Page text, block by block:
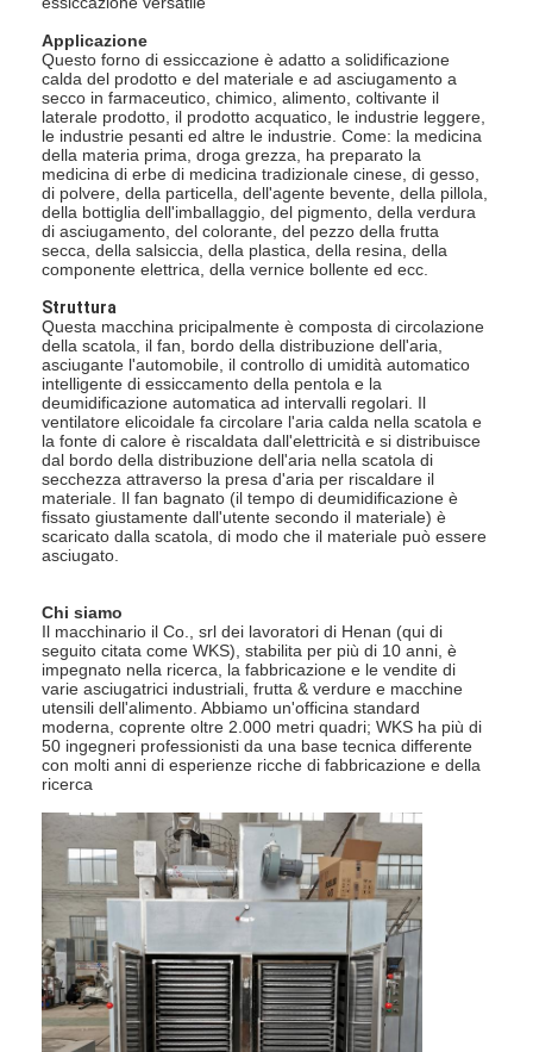
Controllo di qualità
Contattaci
notizie
Tutti i casi
Essiccatore di spruzzo centrifugo ad alta velocità
Essiccatore a letto fluidizzato di vibrazione
Essiccatore di vuoto di microonda
Essiccatore di spruzzo di pressione
Aria calda Oven Dryer
Frantoio universale
Macchina per la frantumazione superfina
tipo miscelatore di v della polvere
Miscelatore del recipiente di IBC
Asciugatrice industriale
Macchina più asciutta istantanea
Essiccatore della pagaia
Macchina dell'essiccazione sotto vuoto
Applicazione
Questo forno di essiccazione è adatto a solidificazione
calda del prodotto e del materiale e ad asciugamento a
secco in farmaceutico, chimico, alimento, coltivante il
laterale prodotto, il prodotto acquatico, le industrie leggere,
le industrie pesanti ed altre le industrie. Come: la medicina
della materia prima, droga grezza, ha preparato la
medicina di erbe di medicina tradizionale cinese, di gesso,
di polvere, della particella, dell'agente bevente, della pillola,
della bottiglia dell'imballaggio, del pigmento, della verdura
di asciugamento, del colorante, del pezzo della frutta
secca, della salsiccia, della plastica, della resina, della
componente elettrica, della vernice bollente ed ecc.
Struttura
Questa macchina pricipalmente è composta di circolazione
della scatola, il fan, bordo della distribuzione dell'aria,
asciugante l'automobile, il controllo di umidità automatico
intelligente di essiccamento della pentola e la
deumidificazione automatica ad intervalli regolari. Il
ventilatore elicoidale fa circolare l'aria calda nella scatola e
la fonte di calore è riscaldata dall'elettricità e si distribuisce
dal bordo della distribuzione dell'aria nella scatola di
secchezza attraverso la presa d'aria per riscaldare il
materiale. Il fan bagnato (il tempo di deumidificazione è
fissato giustamente dall'utente secondo il materiale) è
scaricato dalla scatola, di modo che il materiale può essere
asciugato.
Chi siamo
Il macchinario il Co., srl dei lavoratori di Henan (qui di
seguito citata come WKS), stabilita per più di 10 anni, è
impegnato nella ricerca, la fabbricazione e le vendite di
varie asciugatrici industriali, frutta & verdure e macchine
utensili dell'alimento. Abbiamo un'officina standard
moderna, coprente oltre 2.000 metri quadri; WKS ha più di
50 ingegneri professionisti da una base tecnica differente
con molti anni di esperienze ricche di fabbricazione e della
ricerca